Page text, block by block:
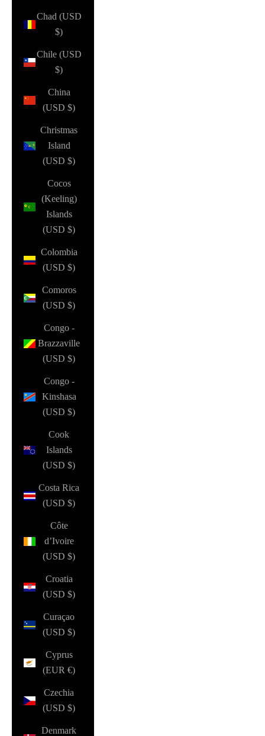
Chad (USD
$)
Chile (USD
$)
China
(USD $)
Christmas
Island
(USD $)
Cocos
(Keeling)
Islands
(USD $)
Colombia
(USD $)
Comoros
(USD $)
Congo -
Brazzaville
(USD $)
Congo -
Kinshasa
(USD $)
Cook
Islands
(USD $)
Costa Rica
(USD $)
Côte
d’Ivoire
(USD $)
Croatia
(USD $)
Curaçao
(USD $)
Cyprus
(EUR €)
Czechia
(USD $)
Denmark